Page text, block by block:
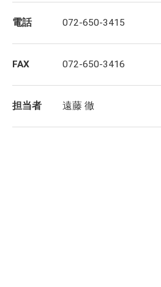
電話 072-650-3415
FAX 072-650-3416
担当者 遠藤 徹